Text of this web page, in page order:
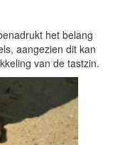
het belang
aangezien dit kan
van de tastzin.